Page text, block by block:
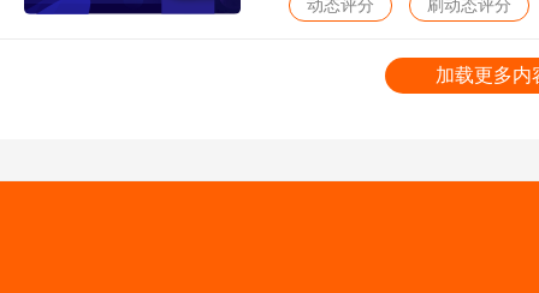
起来了解一下吧。
动态评分 刷动态评分
加载更多内